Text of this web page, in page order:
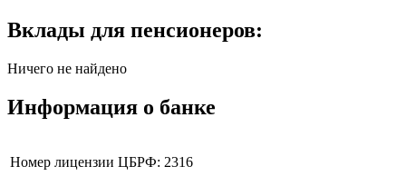
Вклады для пенсионеров:
Ничего не найдено
Информация о банке
Номер лицензии ЦБРФ: 2316